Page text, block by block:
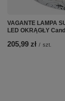
VAGANTE LAMPA
LED OKRĄGŁY
205,99 zł / szt.